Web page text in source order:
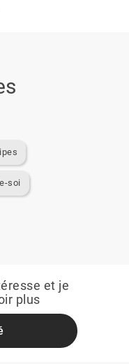
soi
et je
plus